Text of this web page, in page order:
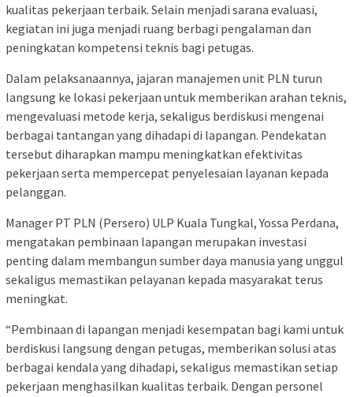
kualitas pekerjaan terbaik. Selain menjadi sarana evaluasi,
kegiatan ini juga menjadi ruang berbagi pengalaman dan
peningkatan kompetensi teknis bagi petugas.
Dalam pelaksanaannya, jajaran manajemen unit PLN turun
langsung ke lokasi pekerjaan untuk memberikan arahan teknis,
mengevaluasi metode kerja, sekaligus berdiskusi mengenai
berbagai tantangan yang dihadapi di lapangan. Pendekatan
tersebut diharapkan mampu meningkatkan efektivitas
pekerjaan serta mempercepat penyelesaian layanan kepada
pelanggan.
Manager PT PLN (Persero) ULP Kuala Tungkal, Yossa Perdana,
mengatakan pembinaan lapangan merupakan investasi
penting dalam membangun sumber daya manusia yang unggul
sekaligus memastikan pelayanan kepada masyarakat terus
meningkat.
“Pembinaan di lapangan menjadi kesempatan bagi kami untuk
berdiskusi langsung dengan petugas, memberikan solusi atas
berbagai kendala yang dihadapi, sekaligus memastikan setiap
pekerjaan menghasilkan kualitas terbaik. Dengan personel